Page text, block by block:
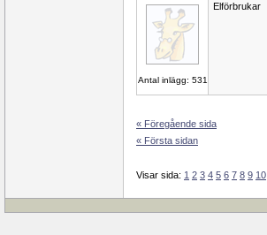
Antal inlägg: 531
Elförbrukar
« Föregående sida
« Första sidan
Visar sida: 1 2 3 4 5 6 7 8 9 10